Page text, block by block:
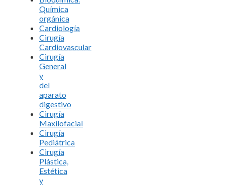
Química
orgánica
Cardiología
Cirugía
Cardiovascular
Cirugía
General
y
del
aparato
digestivo
Cirugía
Maxilofacial
Cirugía
Pediátrica
Cirugía
Plástica,
Estética
y